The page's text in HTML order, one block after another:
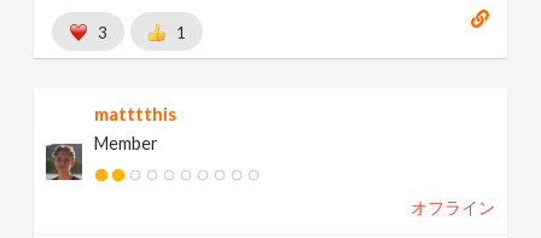
3 1
matttthis
Member
オフライン